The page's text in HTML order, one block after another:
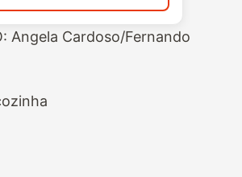
Angela Cardoso/Fernando